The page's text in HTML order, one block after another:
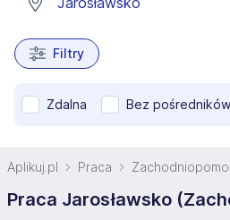
Filtry
Zdalna Bez pośredników
Aplikuj.pl Praca
Praca Jarosławsko